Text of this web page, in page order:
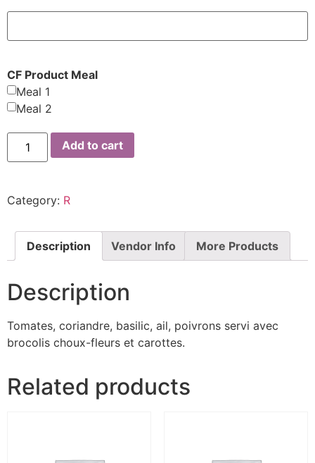
CF Product Meal
Meal 1
Meal 2
Add to cart
Category: R
Description Vendor Info More Products
Description
Tomates, coriandre, basilic, ail, poivrons servi avec
brocolis choux-fleurs et carottes.
Related products